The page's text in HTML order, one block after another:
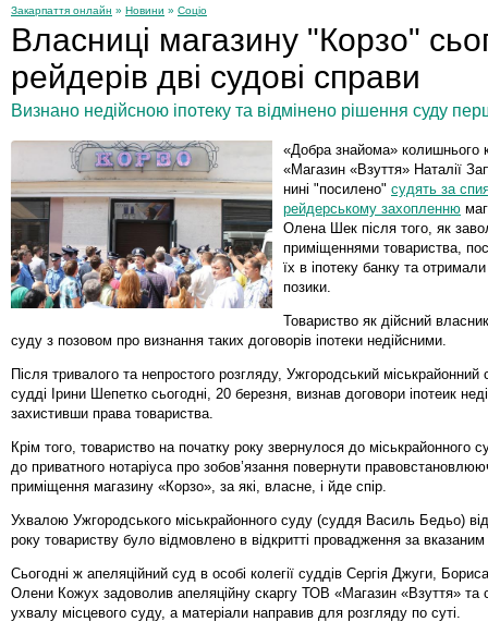
Закарпаття онлайн » Новини » Соціо
Власниці магазину "Корзо"
рейдерів дві судові справи
Визнано недійсною іпотеку та відмінено рішення суду
«Добра знайома» колишнього
«Магазин «Взуття» Наталії
нині "посилено" судять за
рейдерському захопленню
Олена Шек після того, як
приміщеннями товариства,
їх в іпотеку банку та отримали
позики.
Товариство як дійсний
суду з позовом про визнання таких договорів іпотеки недійсними.
Після тривалого та непростого розгляду, Ужгородський міськрайонний
судді Ірини Шепетко сьогодні, 20 березня, визнав договори іпотеик
захистивши права товариства.
Крім того, товариство на початку року звернулося до міськрайонного
до приватного нотаріуса про зобов’язання повернути
приміщення магазину «Корзо», за які, власне, і йде спір.
Ухвалою Ужгородського міськрайонного суду (суддя Василь Бедьо)
року товариству було відмовлено в відкритті провадження за
Сьогодні ж апеляційний суд в особі колегії суддів Сергія Джуги,
Олени Кожух задоволив апеляційну скаргу ТОВ «Магазин «Взуття» та
ухвалу місцевого суду, а матеріали направив для розгляду по суті.